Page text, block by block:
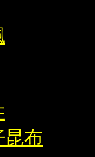
昆布